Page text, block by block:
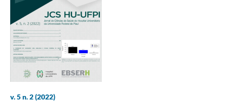
v. 5 n. 2 (2022)